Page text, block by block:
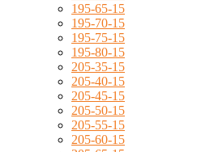
195-65-15
195-70-15
195-75-15
195-80-15
205-35-15
205-40-15
205-45-15
205-50-15
205-55-15
205-60-15